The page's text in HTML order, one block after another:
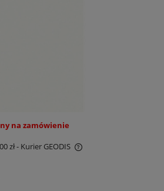
na zamówienie
zł- Kurier GEODIS
kosztów płatności